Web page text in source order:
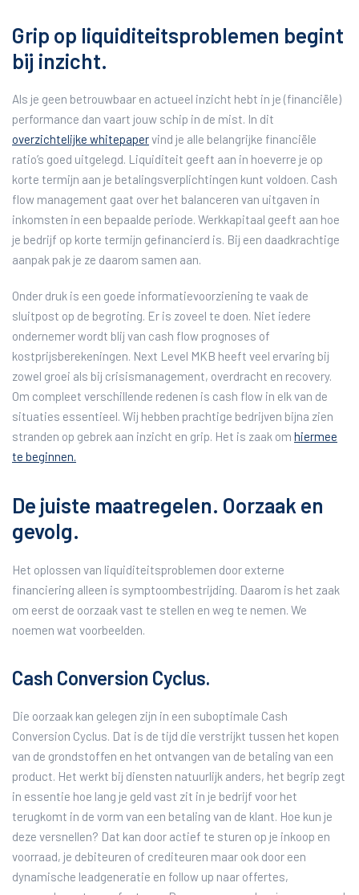
Grip op liquiditeitsproblemen begint
bij inzicht.
Als je geen betrouwbaar en actueel inzicht hebt in je (financiële)
performance dan vaart jouw schip in de mist. In dit
overzichtelijke whitepapervind je alle belangrijke financiële
ratio’s goed uitgelegd. Liquiditeit geeft aan in hoeverre je op
korte termijn aan je betalingsverplichtingen kunt voldoen. Cash
flow management gaat over het balanceren van uitgaven in
inkomsten in een bepaalde periode. Werkkapitaal geeft aan hoe
je bedrijf op korte termijn gefinancierd is. Bij een daadkrachtige
aanpak pak je ze daarom samen aan.
Onder druk is een goede informatievoorziening te vaak de
sluitpost op de begroting. Er is zoveel te doen. Niet iedere
ondernemer wordt blij van cash flow prognoses of
kostprijsberekeningen. Next Level MKB heeft veel ervaring bij
zowel groei als bij crisismanagement, overdracht en recovery.
Om compleet verschillende redenen is cash flow in elk van de
situaties essentieel. Wij hebben prachtige bedrijven bijna zien
stranden op gebrek aan inzicht en grip. Het is zaak om hiermee
te beginnen.
De juiste maatregelen. Oorzaak en
gevolg.
Het oplossen van liquiditeitsproblemen door externe
financiering alleen is symptoombestrijding. Daarom is het zaak
om eerst de oorzaak vast te stellen en weg te nemen. We
noemen wat voorbeelden.
Cash Conversion Cyclus.
Die oorzaak kan gelegen zijn in een suboptimale Cash
Conversion Cyclus. Dat is de tijd die verstrijkt tussen het kopen
van de grondstoffen en het ontvangen van de betaling van een
product. Het werkt bij diensten natuurlijk anders, het begrip zegt
in essentie hoe lang je geld vast zit in je bedrijf voor het
terugkomt in de vorm van een betaling van de klant. Hoe kun je
deze versnellen? Dat kan door actief te sturen op je inkoop en
voorraad, je debiteuren of crediteuren maar ook door een
dynamische leadgeneratie en follow up naar offertes,